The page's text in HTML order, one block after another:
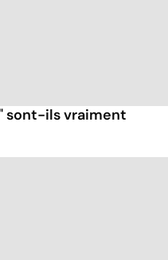
sont-ils vraiment